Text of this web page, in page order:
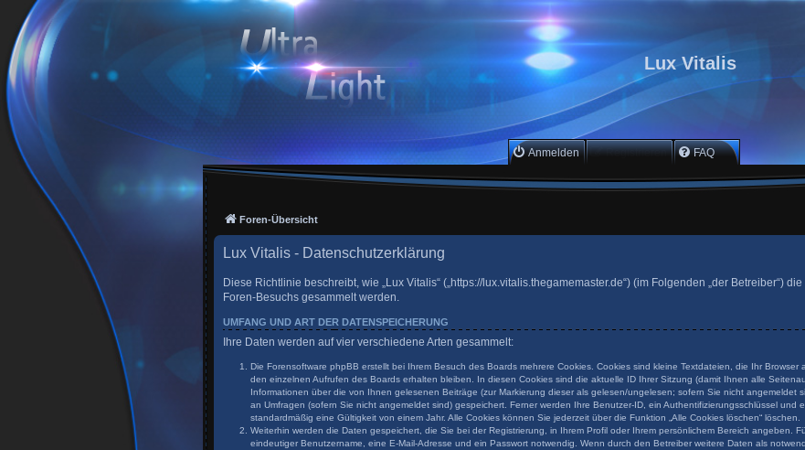
Lux Vitalis
Anmelden Registrieren FAQ
Foren-Übersicht
Lux Vitalis - Datenschutzerklärung
Diese Richtlinie beschreibt, wie „Lux Vitalis“ („https://lux.vitalis.thegamemaster.de“) (im Folgenden „der Betreiber“)
Foren-Besuchs gesammelt werden.
UMFANG UND ART DER DATENSPEICHERUNG
Ihre Daten werden auf vier verschiedene Arten gesammelt:
Die Forensoftware phpBB erstellt bei Ihrem Besuch des Boards mehrere Cookies. Cookies sind kleine Textdateien, die Ihr
den einzelnen Aufrufen des Boards erhalten bleiben. In diesen Cookies sind die aktuelle ID Ihrer Sitzung (damit Ihnen alle
Informationen über die von Ihnen gelesenen Beiträge (zur Markierung dieser als gelesen/ungelesen; sofern Sie nicht angemeldet
an Umfragen (sofern Sie nicht angemeldet sind) gespeichert. Ferner werden Ihre Benutzer-ID, ein Authentifizierungsschlüssel und
standardmäßig eine Gültigkeit von einem Jahr. Alle Cookies können Sie jederzeit über die Funktion „Alle Cookies löschen“ löschen.
Weiterhin werden die Daten gespeichert, die Sie bei der Registrierung, in Ihrem Profil oder Ihrem persönlichem Bereich angeben.
eindeutiger Benutzername, eine E-Mail-Adresse und ein Passwort notwendig. Wenn durch den Betreiber weitere Daten als